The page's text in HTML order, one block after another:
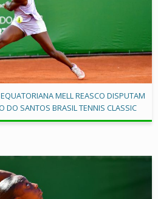
MELL REASCO DISPUTAM
DO SANTOS BRASIL TENNIS CLASSIC